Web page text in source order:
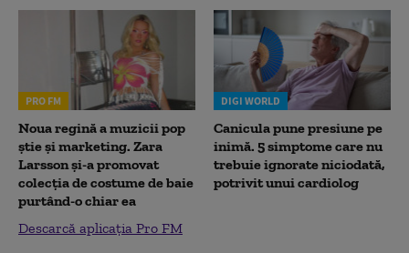
PRO FM
Noua regină a muzicii pop
știe și marketing. Zara
Larsson și-a promovat
colecția de costume de baie
purtând-o chiar ea
Descarcă aplicația Pro FM
DIGI WORLD
Canicula pune presiune pe
inimă. 5 simptome care nu
trebuie ignorate niciodată,
potrivit unui cardiolog